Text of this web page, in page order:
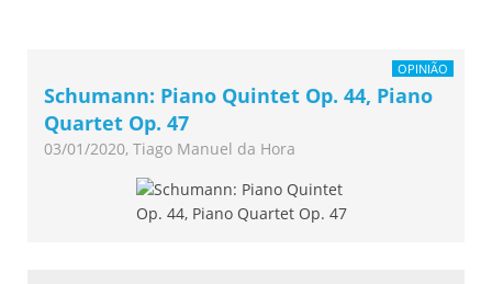
OPINIÃO
Schumann: Piano Quintet Op. 44, Piano
Quartet Op. 47
03/01/2020, Tiago Manuel da Hora